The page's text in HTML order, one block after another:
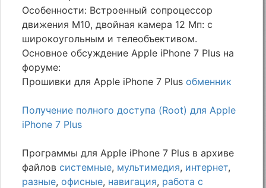
Особенности: Встроенный сопроцессор
движения M10, двойная камера 12 Мп: с
широкоугольным и телеобъективом.
Основное обсуждение Apple iPhone 7 Plus на
форуме:
Прошивки для Apple iPhone 7 Plusобменник
Получение полного доступа (Root) для Apple
iPhone 7 Plus
Программы для Apple iPhone 7 Plus в архиве
файловсистемные, мультимедия, интернет,
разные,офисные, навигация, работа с